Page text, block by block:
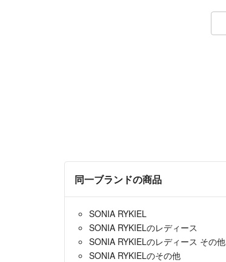
同一ブランドの商品
SONIA RYKIEL
SONIA RYKIELのレディース
SONIA RYKIELのレディース その他
SONIA RYKIELのその他